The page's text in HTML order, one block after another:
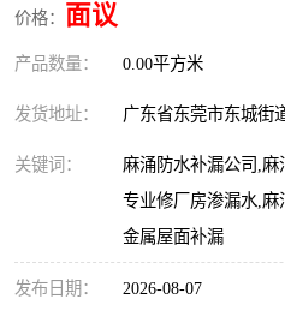
价格： 面议
产品数量： 0.00平方米
发货地址： 广东省东莞市东城街
关键词：
麻涌防水补漏公司,
专业修厂房渗漏水,
金属屋面补漏
发布日期： 2026-08-07